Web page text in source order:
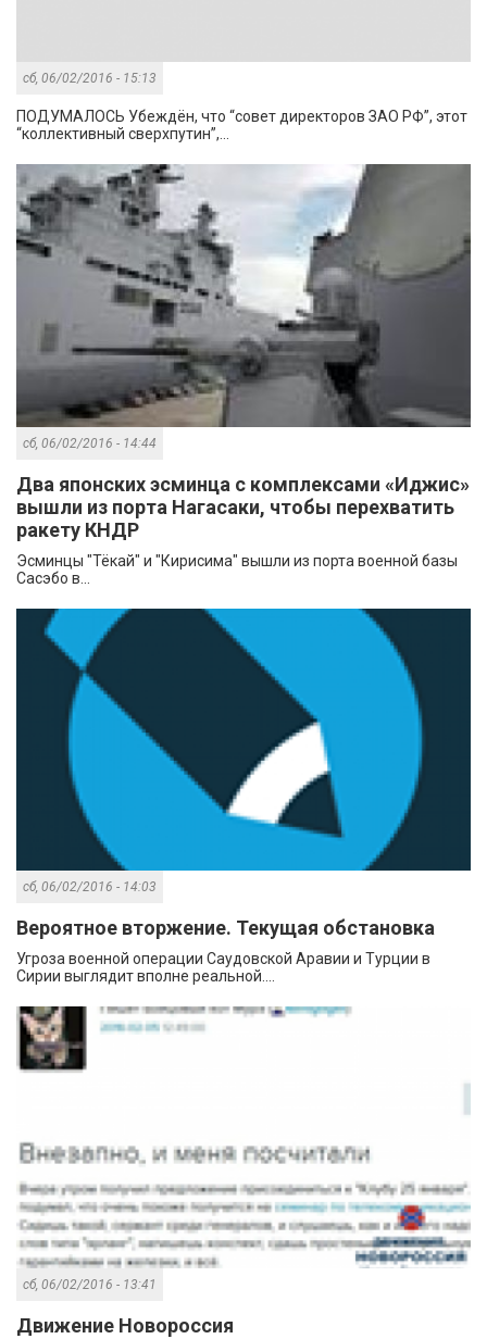
сб, 06/02/2016 - 15:13
ПОДУМАЛОСЬ Убеждён, что “совет директоров ЗАО РФ”, этот
“коллективный сверхпутин”,...
сб, 06/02/2016 - 14:44
Два японских эсминца с комплексами «Иджис»
вышли из порта Нагасаки, чтобы перехватить
ракету КНДР
Эсминцы "Тёкай" и "Кирисима" вышли из порта военной базы
Сасэбо в...
сб, 06/02/2016 - 14:03
Вероятное вторжение. Текущая обстановка
Угроза военной операции Саудовской Аравии и Турции в
Сирии выглядит вполне реальной....
сб, 06/02/2016 - 13:41
Движение Новороссия